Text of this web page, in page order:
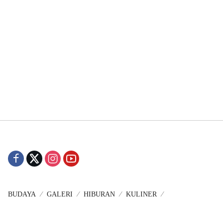
BUDAYA GALERI HIBURAN
KULINER